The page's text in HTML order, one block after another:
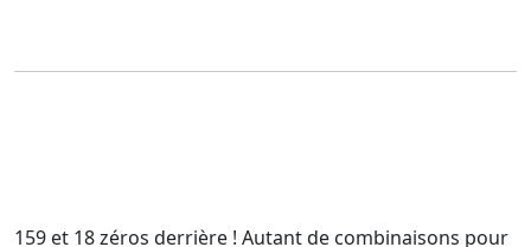
159 et 18 zéros derrière ! Autant de combinaisons pour